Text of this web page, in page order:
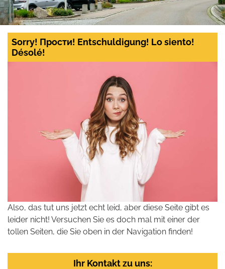
Sorry! Прости! Entschuldigung! Lo siento!
Désolé!
Also, das tut uns jetzt echt leid, aber diese Seite gibt es
leider nicht! Versuchen Sie es doch mal mit einer der
tollen Seiten, die Sie oben in der Navigation finden!
Ihr Kontakt zu uns: